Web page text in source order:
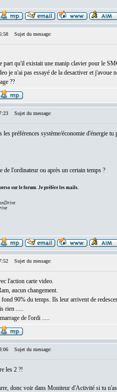
Sujet du message:
part qu'il existait une manip clavier pour le
je n'ai pas essayé de la desactiver et j'avoue
??
Sujet du message:
les préférences système/économie d'énergie
de l'ordinateur ou après un certain temps ?
sur le forum. Je préfère les mails.
Sujet du message:
l'action carte video.
aucun changement.
90% du temps. Ils leur arrivent de
rien .....
de l'ordi .....
Sujet du message:
les 2 ?!
donc voir dans Moniteur d'Activité si tu